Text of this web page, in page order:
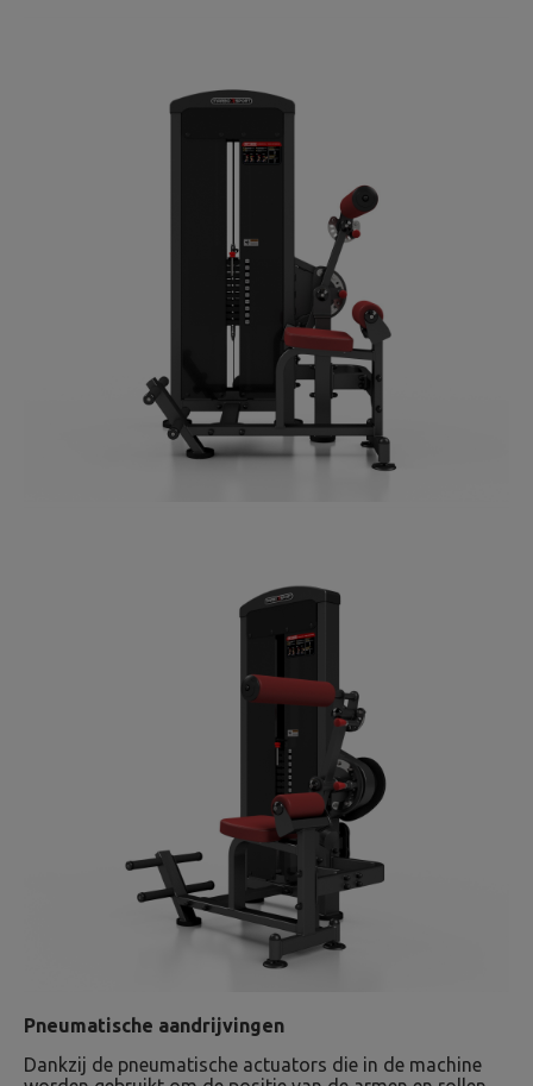
Pneumatische aandrijvingen
Dankzij de pneumatische actuators die in de machine